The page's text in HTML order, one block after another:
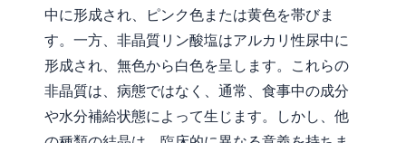
中に形成され、ピンク色または黄色を帯びま
す。一方、非晶質リン酸塩はアルカリ性尿中に
形成され、無色から白色を呈します。これらの
非晶質は、病態ではなく、通常、食事中の成分
や水分補給状態によって生じます。しかし、他